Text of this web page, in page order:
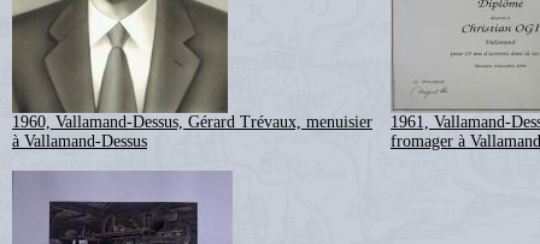
1960, Vallamand-Dessus, Gérard Trévaux, menuisier
à Vallamand-Dessus
1961, Vallamand-
fromager à